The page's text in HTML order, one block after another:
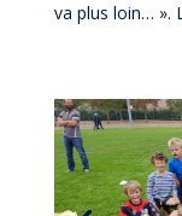
va plus loin… ».